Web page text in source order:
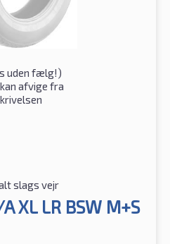
uden fælg!)
afvige fra
slags vejr
XL LR BSW M+S